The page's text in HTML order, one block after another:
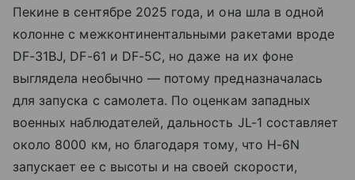
Пекине в сентябре 2025 года, и она шла в одной
колонне с межконтинентальными ракетами вроде
DF-31BJ, DF-61 и DF-5C, но даже на их фоне
выглядела необычно — потому предназначалась
для запуска с самолета. По оценкам западных
военных наблюдателей, дальность JL-1 составляет
около 8000 км, но благодаря тому, что H-6N
запускает ее с высоты и на своей скорости,